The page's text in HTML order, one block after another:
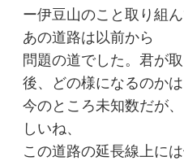
ー伊豆山のこと取り組
あの道路は以前から
問題の道でした。君が
後、どの様になるのかは
今のところ未知数だが
しいね、
この道路の延長線上に